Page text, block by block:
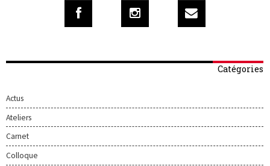
Catégories
Actus
Ateliers
Carnet
Colloque